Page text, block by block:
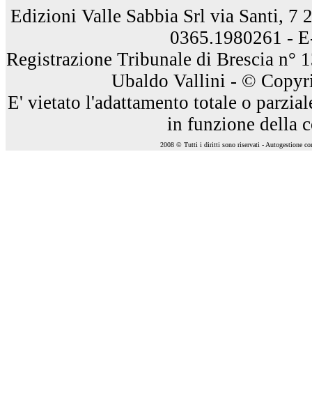
Edizioni Valle Sabbia Srl via Santi, 7
0365.1980261 -
Registrazione Tribunale di Brescia n°
Ubaldo Vallini - ©
E' vietato l'adattamento totale o
in funzione della
2008 © Tutti i diritti sono riservati - Autogestione